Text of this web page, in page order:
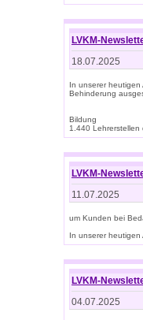
LVKM-
18.07.2025
In unserer
Behinderung
Bildung
1.440
LVKM-
11.07.2025
um Kunden bei
In unserer
LVKM-
04.07.2025